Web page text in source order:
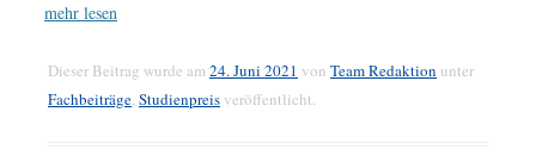
mehr lesen
Dieser Beitrag wurde am24. Juni 2021 von Team Redaktion unter
Fachbeiträge, Studienpreis veröffentlicht.